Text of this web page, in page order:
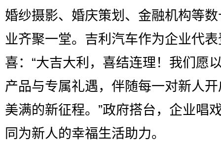
婚纱摄影、婚庆策划、金融机构等
业齐聚一堂。吉利汽车作为企业代
喜：“大吉大利，喜结连理！我们愿
产品与专属礼遇，伴随每一对新人
美满的新征程。”政府搭台，企业唱
同为新人的幸福生活助力。